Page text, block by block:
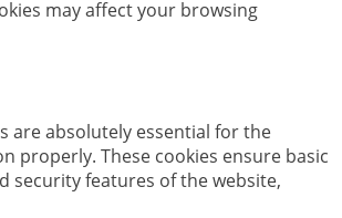
may affect your browsing
are absolutely essential for the
properly. These cookies ensure basic
security features of the website,